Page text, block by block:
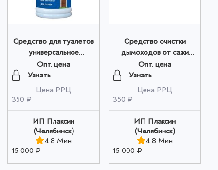
Средство для туалетов
универсальное
"ВСЕСЕЗОНКА -
универсал" 1 литр оптом
Опт. цена
Узнать
Цена РРЦ
350 ₽
ИП Плаксин
(Челябинск)
4.8 Мин
15 000 ₽
Средство очистки
дымоходов от сажи
"ПОЛЕШКО мини - ТЭ"
470 гр. оптом
Опт. цена
Узнать
Цена РРЦ
350 ₽
ИП Плаксин
(Челябинск)
4.8 Мин
15 000 ₽